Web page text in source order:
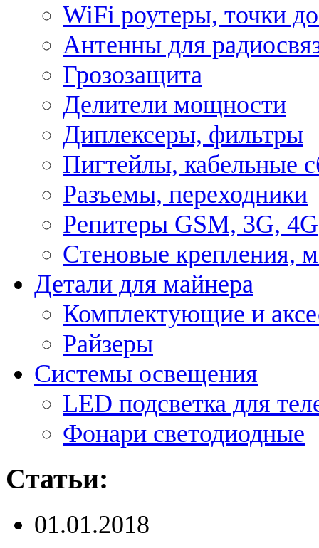
WiFi роутеры, точки
Антенны для
Грозозащита
Делители мощности
Диплексеры, фильтры
Пигтейлы, кабельные
Разъемы, переходники
Репитеры GSM, 3G, 4G
Стеновые крепления,
Детали для майнера
Комплектующие и
Райзеры
Системы освещения
LED подсветка для
Фонари светодиодные
Статьи:
01.01.2018